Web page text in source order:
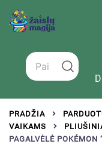
PRADŽIA
VAIKAMS
PAGALVĖLĖ POKÉMON